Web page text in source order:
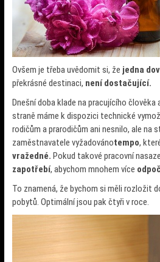
Ovšem je třeba uvědomit si, že jedna
překrásné destinaci, není dostačující.
Dnešní doba klade na pracujícího člověka
straně máme k dispozici technické
rodičům a prarodičům ani nesnilo, ale na
zaměstnavatele vyžadovánotempo,
vražedné. Pokud takové pracovní
zapotřebí, abychom mnohem více
To znamená, že bychom si měli rozložit
pobytů. Optimální jsou pak čtyři v roce.